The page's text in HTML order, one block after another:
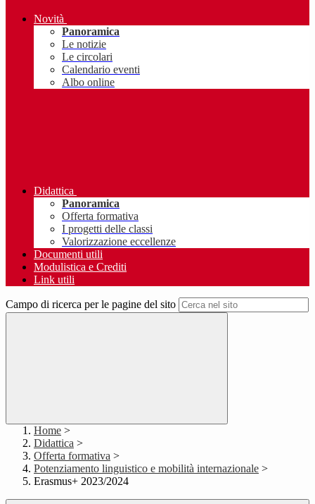
Novità
Panoramica
Le notizie
Le circolari
Calendario eventi
Albo online
Didattica
Panoramica
Offerta formativa
I progetti delle classi
Valorizzazione eccellenze
Documenti utili
Modulistica e Crediti
Link utili
Campo di ricerca per le pagine del sito
Home >
Didattica >
Offerta formativa >
Potenziamento linguistico e mobilità internazionale >
Erasmus+ 2023/2024